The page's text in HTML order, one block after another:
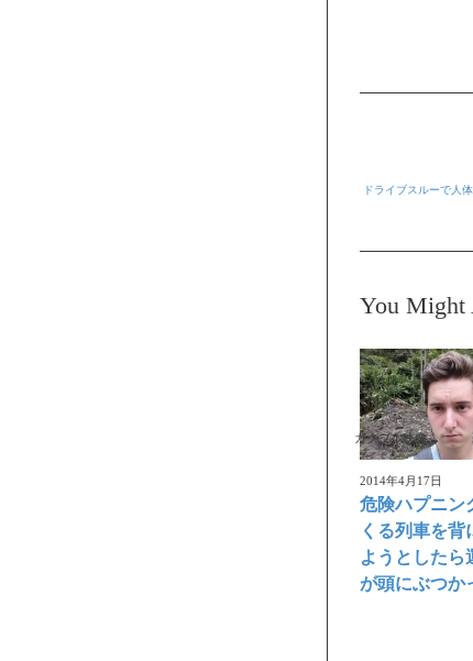
ドライブスルーで人
You Might
ガクブル映像
2014年4月17日
危険ハプニン
くる列車を背
ようとしたら
が頭にぶつか